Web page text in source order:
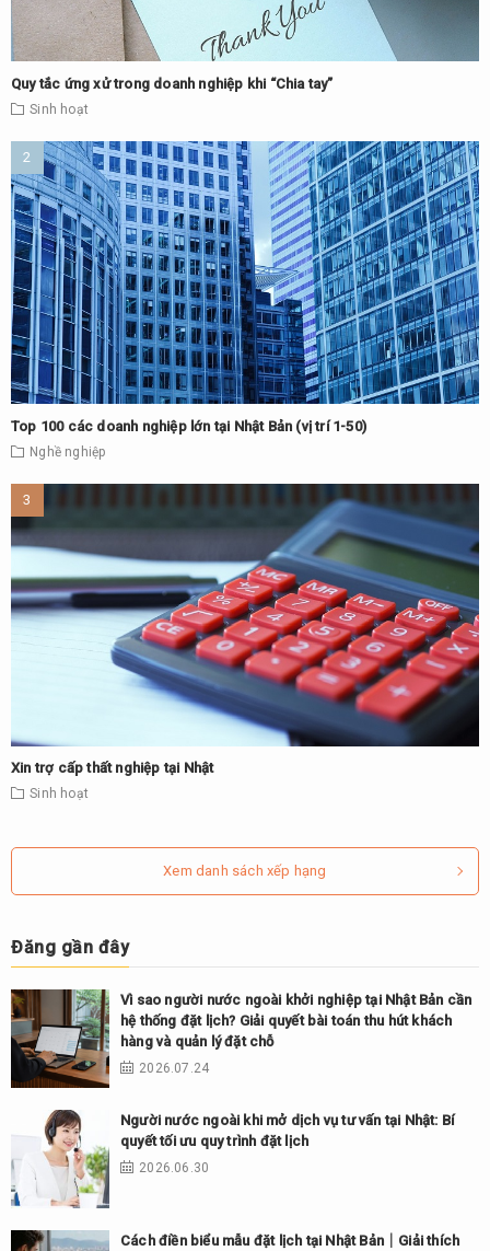
Quy tắc ứng xử trong doanh nghiệp khi “Chia tay”
Sinh hoạt
Top 100 các doanh nghiệp lớn tại Nhật Bản (vị trí 1-50)
Nghề nghiệp
Xin trợ cấp thất nghiệp tại Nhật
Sinh hoạt
Xem danh sách xếp hạng
Đăng gần đây
Vì sao người nước ngoài khởi nghiệp tại Nhật Bản cần
hệ thống đặt lịch? Giải quyết bài toán thu hút khách
hàng và quản lý đặt chỗ
2026.07.24
Người nước ngoài khi mở dịch vụ tư vấn tại Nhật: Bí
quyết tối ưu quy trình đặt lịch
2026.06.30
Cách điền biểu mẫu đặt lịch tại Nhật Bản｜Giải thích